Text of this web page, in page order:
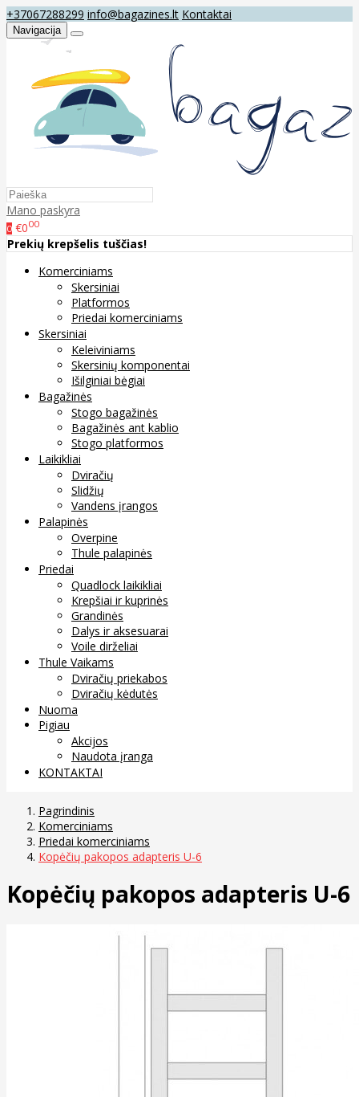
+37067288299 info@bagazines.lt Kontaktai
Navigacija
Mano paskyra
0 €000
Prekių krepšelis tuščias!
Komerciniams
Skersiniai
Platformos
Priedai komerciniams
Skersiniai
Keleiviniams
Skersinių komponentai
Išilginiai bėgiai
Bagažinės
Stogo bagažinės
Bagažinės ant kablio
Stogo platformos
Laikikliai
Dviračių
Slidžių
Vandens įrangos
Palapinės
Overpine
Thule palapinės
Priedai
Quadlock laikikliai
Krepšiai ir kuprinės
Grandinės
Dalys ir aksesuarai
Voile dirželiai
Thule Vaikams
Dviračių priekabos
Dviračių kėdutės
Nuoma
Pigiau
Akcijos
Naudota įranga
KONTAKTAI
Pagrindinis
Komerciniams
Priedai komerciniams
Kopėčių pakopos adapteris U-6
Kopėčių pakopos adapteris U-6